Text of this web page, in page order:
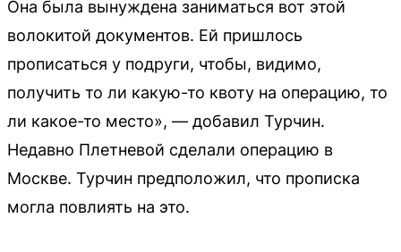
Она была вынуждена заниматься вот этой
волокитой документов. Ей пришлось
прописаться у подруги, чтобы, видимо,
получить то ли какую-то квоту на операцию, то
ли какое-то место», — добавил Турчин.
Недавно Плетневой сделали операцию в
Москве. Турчин предположил, что прописка
могла повлиять на это.